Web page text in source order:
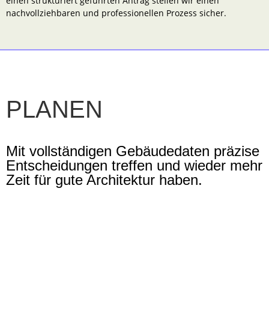
nachvollziehbaren und professionellen Prozess sicher.
PLANEN
Mit vollständigen Gebäudedaten präzise
Entscheidungen treffen und wieder mehr
Zeit für gute Architektur haben.